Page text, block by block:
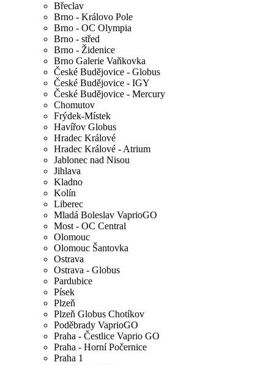
Břeclav
Brno - Královo Pole
Brno - OC Olympia
Brno - střed
Brno - Židenice
Brno Galerie Vaňkovka
České Budějovice - Globus
České Budějovice - IGY
České Budějovice - Mercury
Chomutov
Frýdek-Místek
Havířov Globus
Hradec Králové
Hradec Králové - Atrium
Jablonec nad Nisou
Jihlava
Kladno
Kolín
Liberec
Mladá Boleslav VaprioGO
Most - OC Central
Olomouc
Olomouc Šantovka
Ostrava
Ostrava - Globus
Pardubice
Písek
Plzeň
Plzeň Globus Chotíkov
Poděbrady VaprioGO
Praha - Čestlice Vaprio GO
Praha - Horní Počernice
Praha 1